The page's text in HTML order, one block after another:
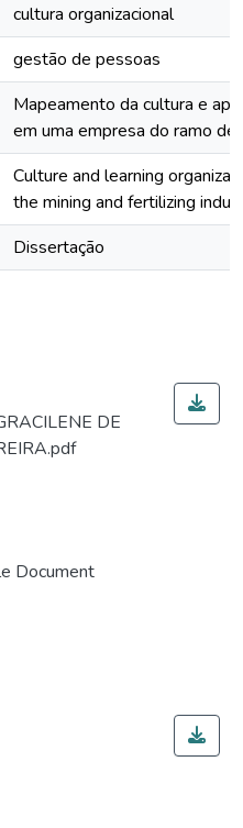
cultura organizacional
gestão de pessoas
Mapeamento da cultura e
em uma empresa do ramo
Culture and learning
the mining and fertilizing
Dissertação
DE
Document